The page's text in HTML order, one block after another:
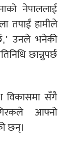
नेपाललाई
तपाईं हामीले
उनले भनेकी
छान्नुपर्छ
विकासमा सँगै
आफ्नो
छन्।